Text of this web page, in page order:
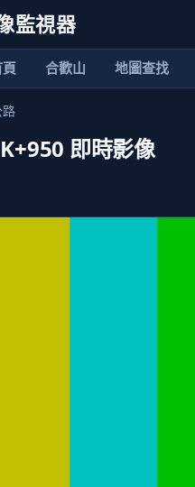
監視器
合歡山 地圖查找
路
即時影像